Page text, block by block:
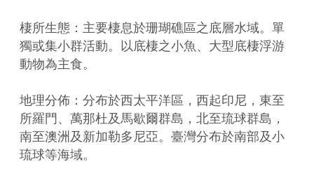
棲所生態：主要棲息於珊瑚礁區之底層水域。單
獨或集小群活動。以底棲之小魚、大型底棲浮游
動物為主食。
地理分佈：分布於西太平洋區，西起印尼，東至
所羅門、萬那杜及馬歇爾群島，北至琉球群島，
南至澳洲及新加勒多尼亞。臺灣分布於南部及小
琉球等海域。